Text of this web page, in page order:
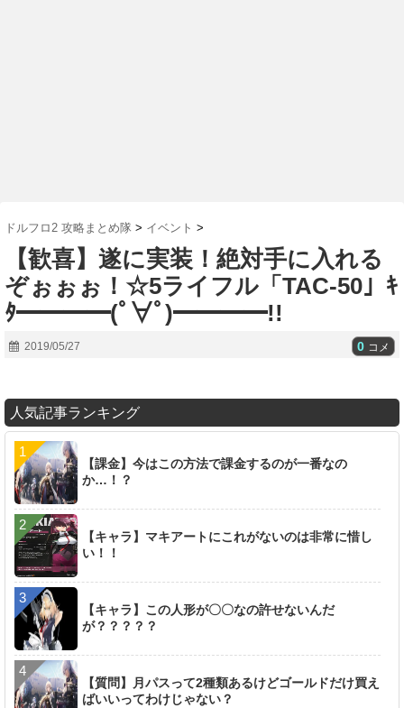
ドルフロ2 攻略まとめ隊 > イベント >
【歓喜】遂に実装！絶対手に入れる
ぞぉぉぉ！☆5ライフル「TAC-50」ｷ
ﾀ━━━━(ﾟ∀ﾟ)━━━━!!
2019/05/27 0 コメ
人気記事ランキング
【課金】今はこの方法で課金するのが一番なの
か…！？
【キャラ】マキアートにこれがないのは非常に惜し
い！！
【キャラ】この人形が〇〇なの許せないんだ
が？？？？？
【質問】月パスって2種類あるけどゴールドだけ買え
ばいいってわけじゃない？